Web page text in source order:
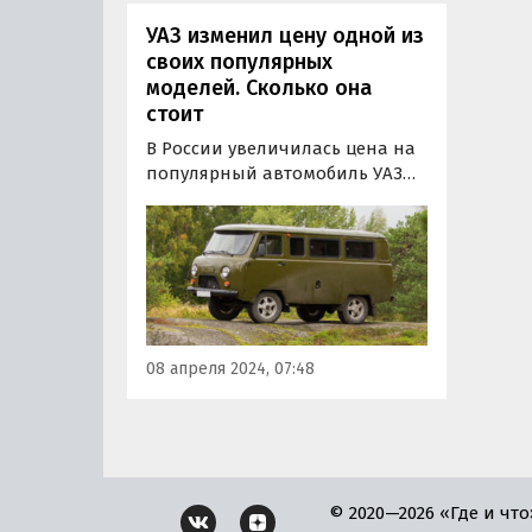
УАЗ изменил цену одной из
своих популярных
моделей. Сколько она
стоит
В России увеличилась цена на
популярный автомобиль УАЗ
информации издания
«Автоновости дня», с апреля
Ульяновский автозавод
повысил стоимость одной из
моделей СГР 2024 года на 15
тысяч рублей или 1,1%.
08 апреля 2024, 07:48
© 2020—2026 «Где и